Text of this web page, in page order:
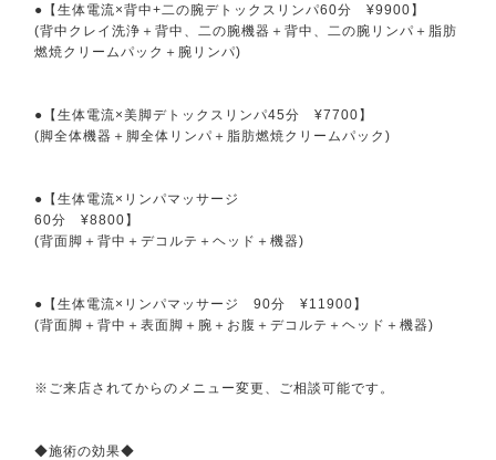
●【生体電流×背中+二の腕デトックスリンパ60分 ¥9900】
(背中クレイ洗浄＋背中、二の腕機器＋背中、二の腕リンパ＋脂肪
燃焼クリームパック＋腕リンパ)
●【生体電流×美脚デトックスリンパ45分 ¥7700】
(脚全体機器＋脚全体リンパ＋脂肪燃焼クリームパック)
●【生体電流×リンパマッサージ
60分 ¥8800】
(背面脚＋背中＋デコルテ＋ヘッド＋機器)
●【生体電流×リンパマッサージ 90分 ¥11900】
(背面脚＋背中＋表面脚＋腕＋お腹＋デコルテ＋ヘッド＋機器)
※ご来店されてからのメニュー変更、ご相談可能です。
◆施術の効果◆